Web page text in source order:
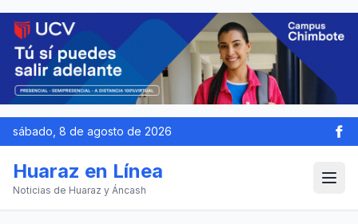
sábado, 8 de agosto de 2026
Huaraz en Línea
Noticias de Huaraz y Áncash